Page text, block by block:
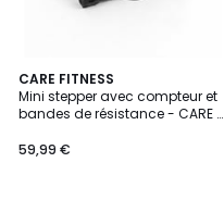
CARE FITNESS
Mini stepper avec compteur et
bandes de résistance - CARE -
59,99 €